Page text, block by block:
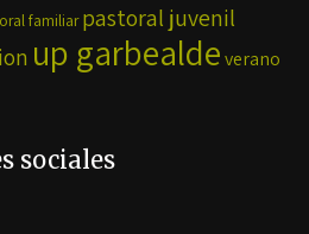
familiar pastoral juvenil
up garbealdeverano
sociales